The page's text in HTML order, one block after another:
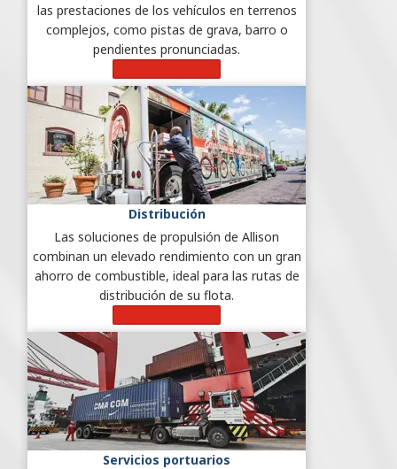
las prestaciones de los vehículos en terrenos
complejos, como pistas de grava, barro o
pendientes pronunciadas.
Distribución
Las soluciones de propulsión de Allison
combinan un elevado rendimiento con un gran
ahorro de combustible, ideal para las rutas de
distribución de su flota.
Servicios portuarios